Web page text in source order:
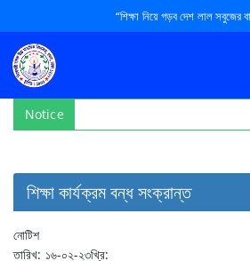
“শিক্ষা নিয়ে গড়ব দেশ লাল সবুজের
Notice
শিক্ষা কার্যক্রম বন্ধ সংক্রান্ত
নোটিশ
তারিখ: ১৬-০২-২৩খ্রি: